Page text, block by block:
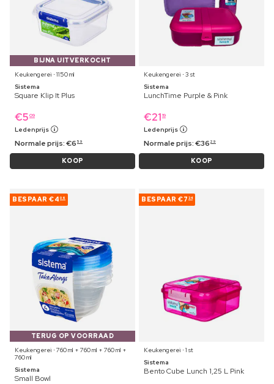
BIJNA UITVERKOCHT
Keukengerei ⋅ 1150 ml
Sistema
Square Klip It Plus
€5 09
Ledenprijs
Normale prijs:€6 59
KOOP
Keukengerei ⋅ 3 st
Sistema
LunchTime Purple & Pink
€21 19
Ledenprijs
Normale prijs:€36 29
KOOP
BESPAAR €4 06
TERUG OP VOORRAAD
Keukengerei ⋅ 760 ml + 760 ml + 760 ml +
760 ml
Sistema
Small Bowl
BESPAAR €7 34
Keukengerei ⋅ 1 st
Sistema
Bento Cube Lunch 1,25 L Pink